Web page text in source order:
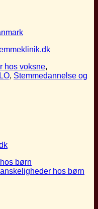
hos voksne,
, Stemmedannelse og
børn
hos børn